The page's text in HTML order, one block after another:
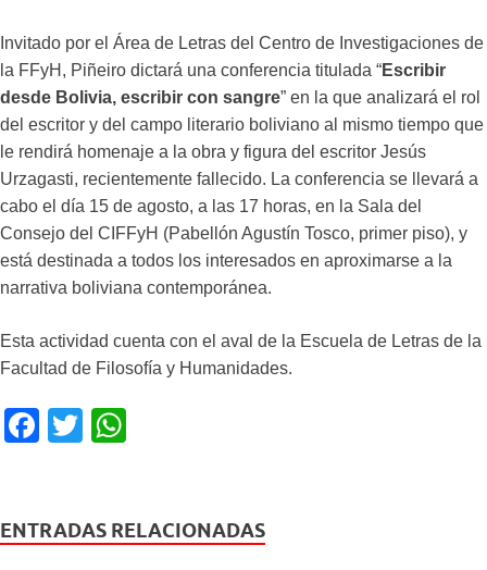
Invitado por el Área de Letras del Centro de Investigaciones de
la FFyH, Piñeiro dictará una conferencia titulada “Escribir
desde Bolivia, escribir con sangre” en la que analizará el rol
del escritor y del campo literario boliviano al mismo tiempo que
le rendirá homenaje a la obra y figura del escritor Jesús
Urzagasti, recientemente fallecido. La conferencia se llevará a
cabo el día 15 de agosto, a las 17 horas, en la Sala del
Consejo del CIFFyH (Pabellón Agustín Tosco, primer piso), y
está destinada a todos los interesados en aproximarse a la
narrativa boliviana contemporánea.
Esta actividad cuenta con el aval de la Escuela de Letras de la
Facultad de Filosofía y Humanidades.
F
e
T
er s
ENTRADAS RELACIONADAS